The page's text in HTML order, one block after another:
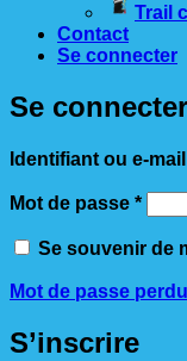
Trail
Contact
Se connecter
Se connecter
Identifiant ou e-mail
Mot de passe *
Se souvenir de
Mot de passe
S’inscrire